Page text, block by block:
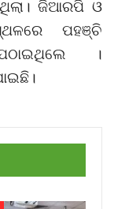
ଜିଆରପି ଓ
ପହଞ୍ଚି
।